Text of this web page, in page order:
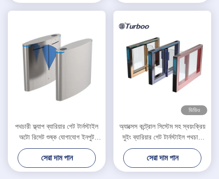
পথচারী ফ্ল্যাপ ব্যারিয়ার গেট টার্নস্টাইল
অটো রিসেট শুষ্ক যোগাযোগ ইনপুট
সংকেত
সেরা দাম পান
ভিডিও
অ্যাক্সেস কন্ট্রোল সিস্টেম সহ স্বয়ংক্রিয়
সুইং ব্যারিয়ার গেট টার্নস্টাইল পথচারী
ব্যারিয়ার গেট
সেরা দাম পান